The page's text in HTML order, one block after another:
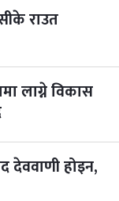
राउत
लाग्ने विकास
देववाणी होइन,